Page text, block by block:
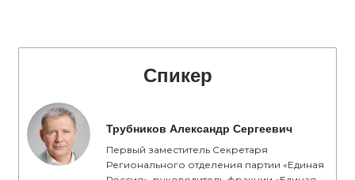
Спикер
Трубников Александр Сергеевич
Первый заместитель Секретаря
Регионального отделения партии «Единая